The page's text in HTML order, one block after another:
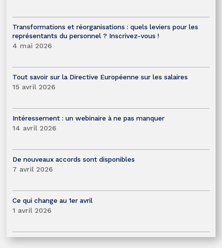
Transformations et réorganisations : quels leviers pour les
représentants du personnel ? Inscrivez-vous !
4 mai 2026
Tout savoir sur la Directive Européenne sur les salaires
15 avril 2026
Intéressement : un webinaire à ne pas manquer
14 avril 2026
De nouveaux accords sont disponibles
7 avril 2026
Ce qui change au 1er avril
1 avril 2026